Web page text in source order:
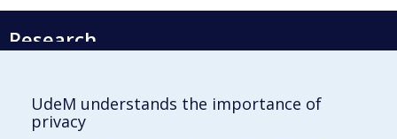
Research
Montréal, Québec, Canada
H3C 3J7
UdeM understands the importance of
privacy